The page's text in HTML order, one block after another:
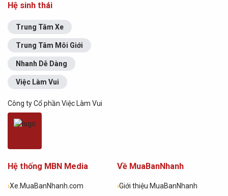
Hệ sinh thái
Trung Tâm Xe
Trung Tâm Môi Giới
Nhanh Dễ Dàng
Việc Làm Vui
Công ty Cổ phần Việc Làm Vui
Hệ thống MBN Media
›Xe.MuaBanNhanh.com
Về MuaBanNhanh
›Giới thiệu MuaBanNhanh